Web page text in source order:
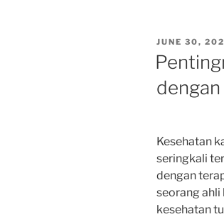
POSTED
JUNE 30,
dengan
Kesehatan
seringkali
dengan
seorang ahli
kesehatan